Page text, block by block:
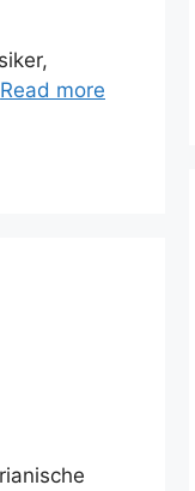
Read more